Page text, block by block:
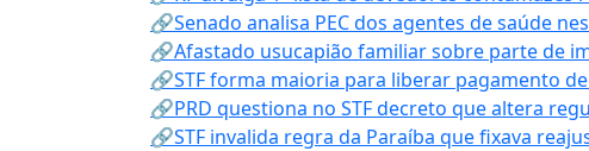
🔗Senado analisa PEC dos agentes de saúde
🔗Afastado usucapião familiar sobre parte de
🔗STF forma maioria para liberar pagamento
🔗PRD questiona no STF decreto que altera
🔗STF invalida regra da Paraíba que fixava